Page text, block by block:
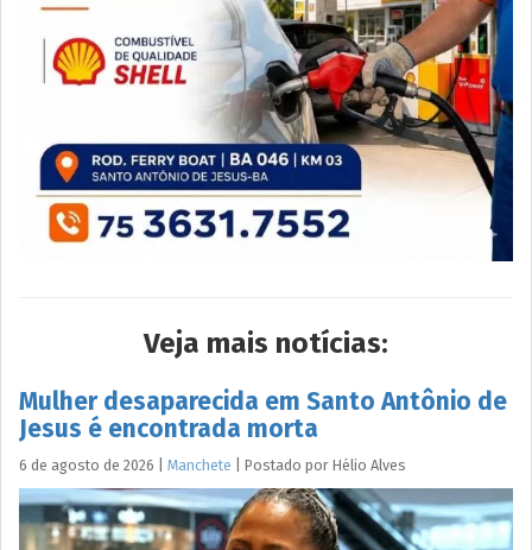
Veja mais notícias:
Mulher desaparecida em Santo Antônio de
Jesus é encontrada morta
6 de agosto de 2026 Manchete Postado por Hélio Alves